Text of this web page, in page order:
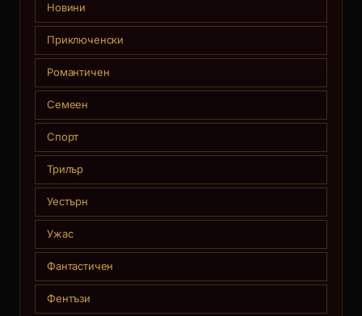
Новини
Приключенски
Романтичен
Семеен
Спорт
Трилър
Уестърн
Ужас
Фантастичен
Фентъзи